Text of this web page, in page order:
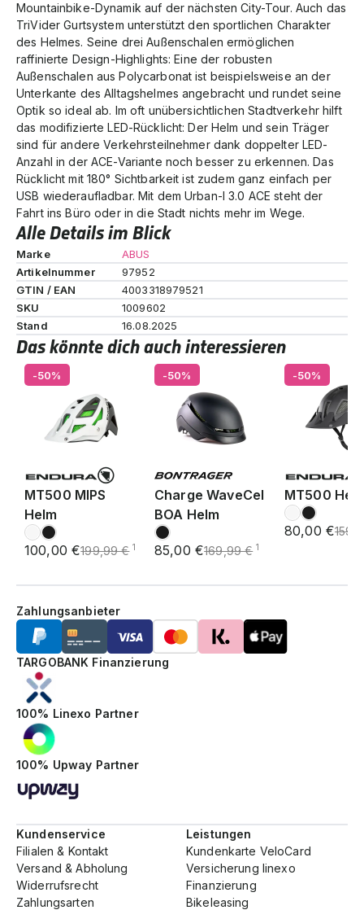
Mountainbike-Dynamik auf der nächsten City-Tour. Auch das
TriVider Gurtsystem unterstützt den sportlichen Charakter
des Helmes. Seine drei Außenschalen ermöglichen
raffinierte Design-Highlights: Eine der robusten
Außenschalen aus Polycarbonat ist beispielsweise an der
Unterkante des Alltagshelmes angebracht und rundet seine
Optik so ideal ab. Im oft unübersichtlichen Stadtverkehr hilft
das modifizierte LED-Rücklicht: Der Helm und sein Träger
sind für andere Verkehrsteilnehmer dank doppelter LED-
Anzahl in der ACE-Variante noch besser zu erkennen. Das
Rücklicht mit 180° Sichtbarkeit ist zudem ganz einfach per
USB wiederaufladbar. Mit dem Urban-I 3.0 ACE steht der
Fahrt ins Büro oder in die Stadt nichts mehr im Wege.
Alle Details im Blick
Marke
ABUS
Artikelnummer
97952
GTIN / EAN
4003318979521
SKU
1009602
Stand
16.08.2025
Das könnte dich auch interessieren
-50%
MT500 MIPS
Helm
100,00 €199,99 € 1
-50%
Charge WaveCel
BOA Helm
85,00 €169,99 € 1
-50%
MT500
80,00 €
100% Upway Partner
100% Linexo Partner
TARGOBANK Finanzierung
Zahlungsanbieter
Kundenservice
Filialen & Kontakt
Versand & Abholung
Widerrufsrecht
Zahlungsarten
Leistungen
Kundenkarte VeloCard
Versicherung linexo
Finanzierung
Bikeleasing